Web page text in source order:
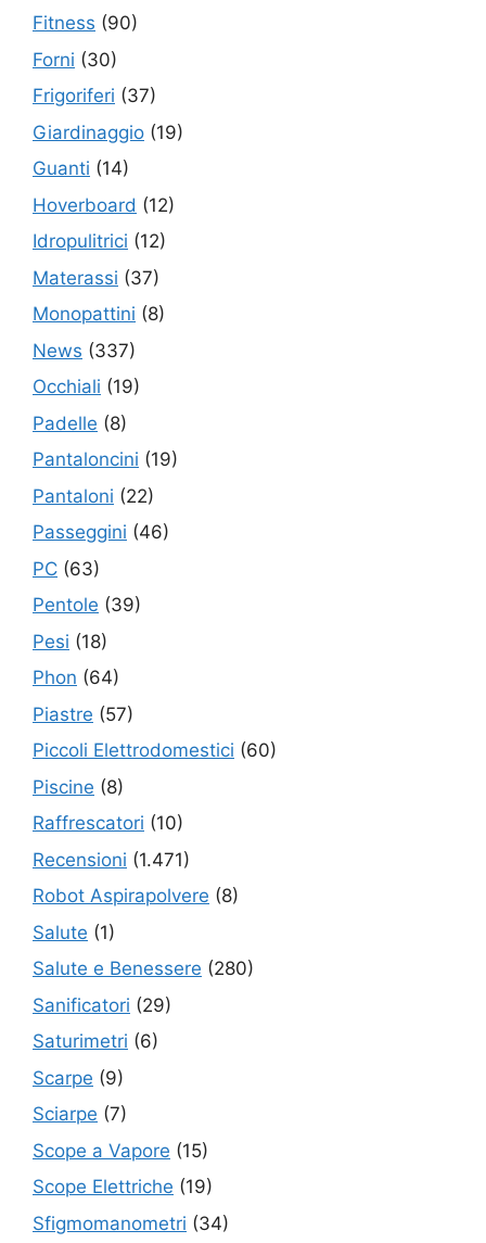
Fitness (90)
Forni (30)
Frigoriferi (37)
Giardinaggio (19)
Guanti (14)
Hoverboard (12)
Idropulitrici (12)
Materassi (37)
Monopattini (8)
News (337)
Occhiali (19)
Padelle (8)
Pantaloncini (19)
Pantaloni (22)
Passeggini (46)
PC (63)
Pentole (39)
Pesi (18)
Phon (64)
Piastre (57)
Piccoli Elettrodomestici (60)
Piscine (8)
Raffrescatori (10)
Recensioni (1.471)
Robot Aspirapolvere (8)
Salute (1)
Salute e Benessere (280)
Sanificatori (29)
Saturimetri (6)
Scarpe (9)
Sciarpe (7)
Scope a Vapore (15)
Scope Elettriche (19)
Sfigmomanometri (34)